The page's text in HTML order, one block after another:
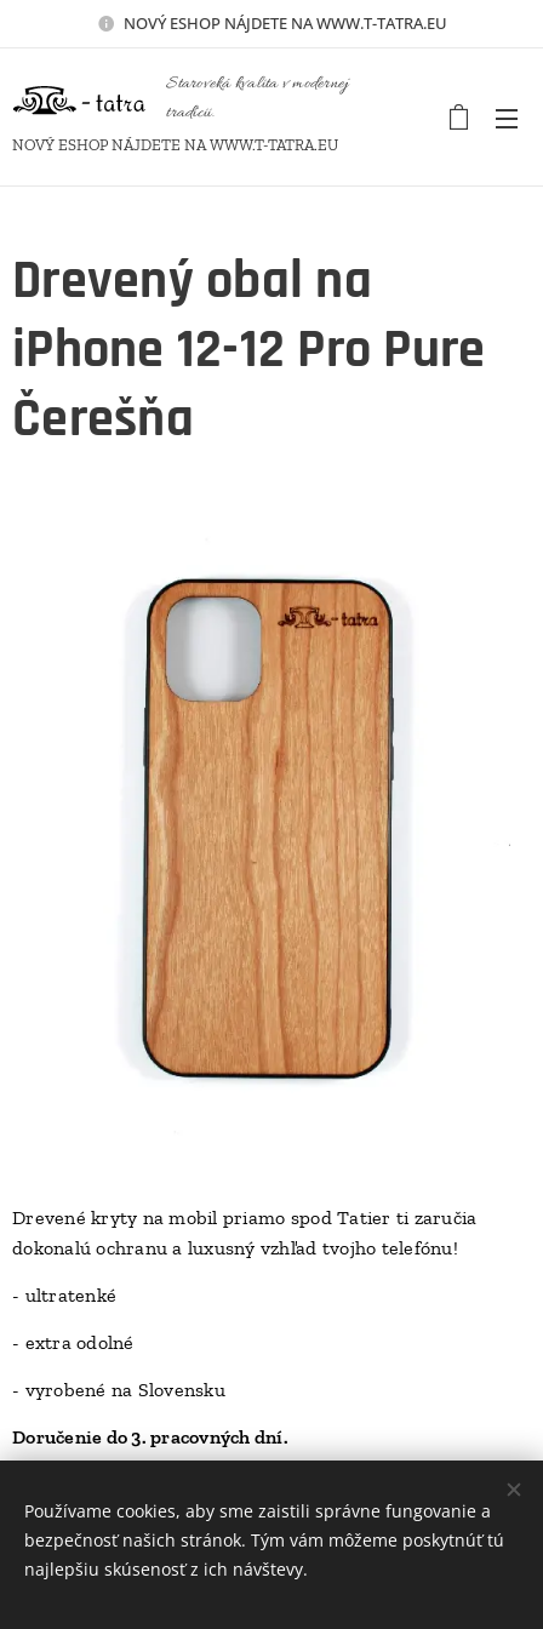
NOVÝESHOP NÁJDETE NA WWW.T-TATRA.EU
Staroveká kvalita v modernej
tradícii.
NOVÝ ESHOP NÁJDETE NA WWW.T-TATRA.EU
Drevený obal na
iPhone 12-12 Pro Pure
Čerešňa
Drevené kryty na mobil priamo spod Tatier ti zaručia
dokonalú ochranu a luxusný vzhľad tvojho telefónu!
- ultratenké
- extra odolné
- vyrobené na Slovensku
Doručenie do 3. pracovných dní.
23,00Kč
Používame cookies, aby sme zaistili správne fungovanie a
bezpečnosť našich stránok. Tým vám môžeme poskytnúť tú
najlepšiu skúsenosť z ich návštevy.